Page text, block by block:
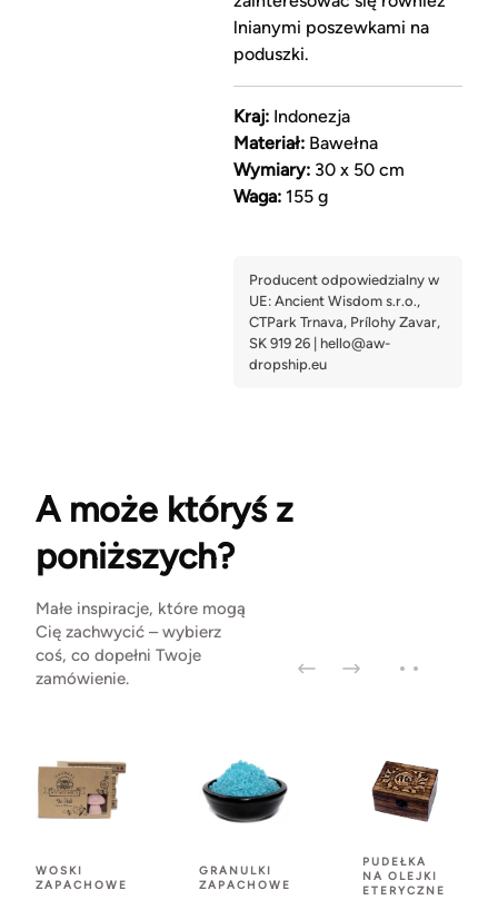
lnianymi poszewkami na
poduszki.
Kraj:Indonezja
Materiał:Bawełna
Wymiary:30 x 50 cm
Waga:155 g
A może któryś z
poniższych?
Małe inspiracje, które mogą
Cię zachwycić – wybierz
coś, co dopełni Twoje
zamówienie.
WOSKI
ZAPACHOWE
GRANULKI
ZAPACHOWE
PUDEŁKA
NA OLEJKI
ETERYCZNE